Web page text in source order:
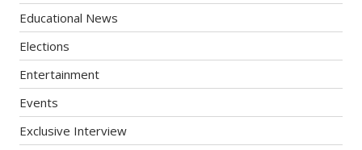
Educational News
Elections
Entertainment
Events
Exclusive Interview